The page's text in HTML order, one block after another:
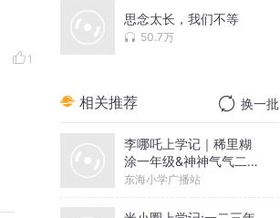
1
思念太长，我们不等
50.7万
相关推荐 换一批
李哪吒上学记｜稀里糊
涂一年级&神神气气二年
级
东海小学广播站